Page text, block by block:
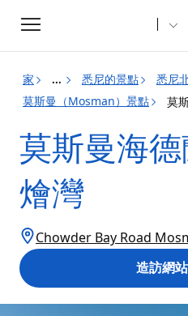
Toggle
navigation
家 ... 悉尼的景點 悉尼
莫斯曼（Mosman）景點
莫
莫斯曼海
燴灣
Chowder Bay Road
造訪網站